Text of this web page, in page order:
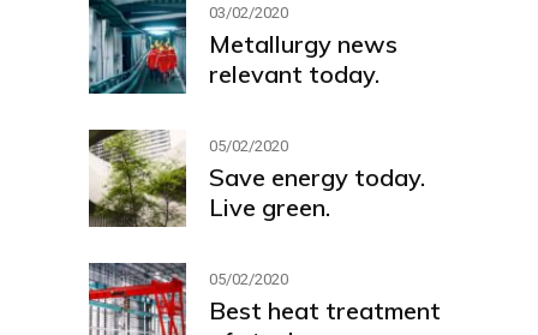
03/02/2020
Metallurgy news
relevant today.
05/02/2020
Save energy today.
Live green.
05/02/2020
Best heat treatment